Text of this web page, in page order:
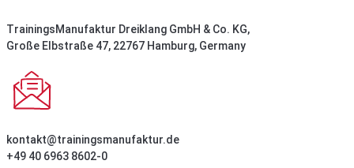
TrainingsManufaktur Dreiklang GmbH & Co. KG,
Große Elbstraße 47, 22767 Hamburg, Germany
kontakt@trainingsmanufaktur.de
+49 40 6963 8602-0